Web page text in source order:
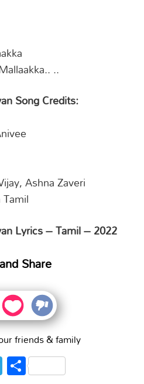
..
Song Credits:
Ashna Zaveri
Lyrics – Tamil – 2022
Share
friends & family
Telegram
Share